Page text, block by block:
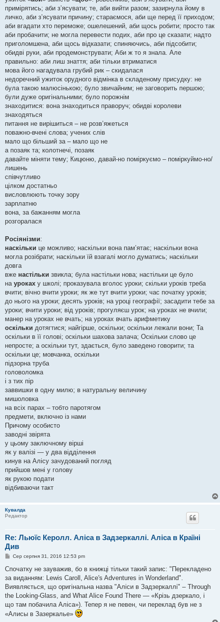
примірятись; аби з’ясувати; те, аби вийти разом; зазирнула йому в
личко, аби з’ясувати причину; стараємося, аби ще перед її приходом;
аби вгадати хто переможе; ошелешений, аби щось робити; просто так
аби пробачити; не могла перевести подих, аби про це сказати; надто
приголомшена, аби щось відказати; спиняючись, аби підсобити;
обидві руки, аби продемонструвати; Аби ж то я знала. Але
правильно: аби лиш знаття; аби тільки втриматися
мова його нагадувала грубий рик – скидалася
недоречний ужиток орудного відмінка в складеному присудку: не
була такою малюсінькою; було звичайним; не заговорить першою;
були дуже оригінальними; було порожнім
знаходитися: вона знаходиться праворуч; обидві королеви
знаходяться
питання не вирішиться – не розв’яжеться
поважно-вчені слова; учених слів
мало що більший за – мало що не
а позаяк та; колотнечі, позаяк
давайте міняти тему; Кицюню, давай-но поміркуємо – поміркуймо-но/
лишень
співчутливо
цілком достатньо
висловлюють точку зору
зарплатню
вона, за бажанням могла
розгоралася
Росіянізми:
наскільки це можливо; наскільки вона пам’ятає; наскільки вона
могла розібрати; наскільки їй взагалі могло думатись; наскільки
довга
вже настільки звикла; була настільки нова; настільки це було
на уроках у школі; проказувала вголос уроки; скільки уроків треба
вчити; вічно вчити уроки; як же тут вчити уроки; час початку уроків;
до нього на уроки; десять уроків; на уроці географії; засадити тебе за
уроки; вчити уроки; від уроків; прогуляєш урок; на уроках не вчили;
манер на уроках не вчать; на уроках вчать арифметику
оскільки дотягтися; найгірше, оскільки; оскільки лежали вони; Та
оскільки в її голові; оскільки шахова залача; Оскільки слово це
непросте; а оскільки тут, здається, було заведено говорити; та
оскільки це; мовчанка, оскільки
підзорна труба
головоломка
і з тих пір
заввишки в одну милю; в натуральну величину
мишоловка
на всіх парах – тобто паротягом
предмети, включно із нами
Причому особисто
заводні звірята
у цьому заключному вірші
як у валізі — у два відділення
кинув на Алісу зачудований погляд
прийшов мені у голову
як рукою подати
відбиваючи такт
Кувалда
Редактор
Re: Льюїс Керолл. Аліса в Задзеркаллі. Аліса в Країні
Див
П
в
д
о
л
е
н
Сер серпня 31, 2016 12:53 pm
Спочатку не зауважив, бо в книжці тільки такий запис: "Перекладено
за виданням: Lewis Caroll, Alice's Adventures in Wonderland".
Виявляється, що оригінальна назва "Аліси в Задзеркаллі" – Through
the Looking-Glass, and What Alice Found There — «Крізь дзеркало, і
що там побачила Аліса»). Тепер я не певен, чи переклад був не з
«Алисы в Зазеркалье»